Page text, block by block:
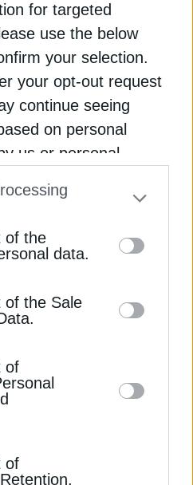
for targeted
use the below
your selection.
your opt-out request
continue seeing
on personal
us or personal
separately opt-out
on the IAB’s list
This
be disclosed by us to
List of
parties.
of the
data.
of the Sale
of
of
νίκη αξίας $1,4 δισ.
ΚΑΥΣΙΜΑ ΟΥΚΡΑΝΙΑ
Drax μειώνονται
τιμών ενέργειας